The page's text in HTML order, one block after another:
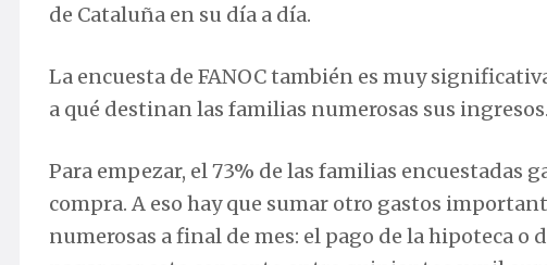
de Cataluña en su día a día.
La encuesta de FANOC también es muy
a qué destinan las familias numerosas sus ingresos.
Para empezar, el 73% de las familias encuestadas
compra. A eso hay que sumar otro gastos
numerosas a final de mes: el pago de la hipoteca o